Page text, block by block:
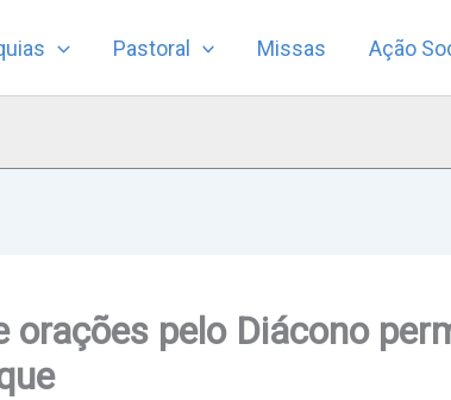
Pastoral Missas Ação
orações pelo Diácono